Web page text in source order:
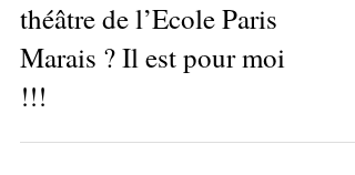
Cet été... Le stage de
théâtre de l’Ecole Paris
Marais ? Il est pour moi
!!!